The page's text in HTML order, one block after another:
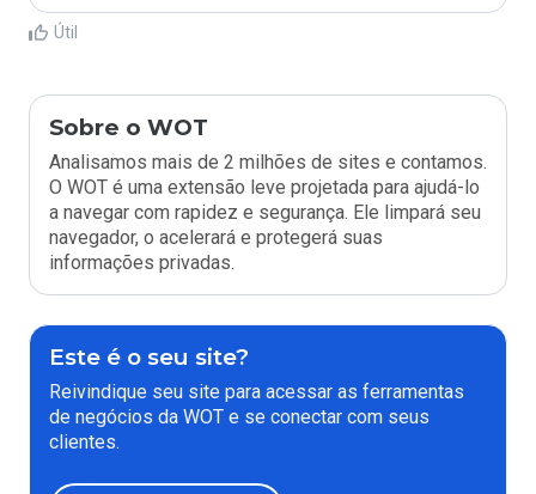
Útil
Sobre o WOT
Analisamos mais de 2 milhões de sites e contamos.
O WOT é uma extensão leve projetada para ajudá-lo
a navegar com rapidez e segurança. Ele limpará seu
navegador, o acelerará e protegerá suas
informações privadas.
Este é o seu site?
Reivindique seu site para acessar as ferramentas
de negócios da WOT e se conectar com seus
clientes.